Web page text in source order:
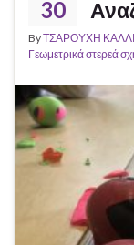
30
ByΤΣΑΡΟΥΧΗ
Γεωμετρικά στερεά